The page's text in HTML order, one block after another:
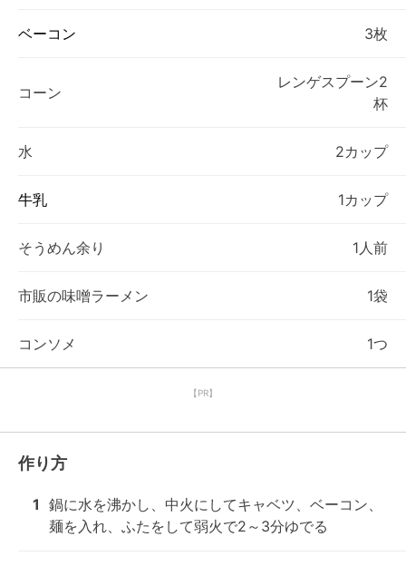
ベーコン 3枚
コーン
レンゲスプーン2
杯
水 2カップ
牛乳 1カップ
そうめん余り 1人前
市販の味噌ラーメン 1袋
コンソメ 1つ
【PR】
作り方
1 鍋に水を沸かし、中火にしてキャベツ、ベーコン、
麺を入れ、ふたをして弱火で2～3分ゆでる